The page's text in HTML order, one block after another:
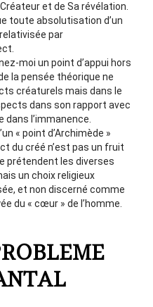
et de Sa révélation.
toute absolutisation d’un
par
moi un point d’appui hors
la pensée théorique ne
créaturels mais dans le
dans son rapport avec
dans l’immanence.
« point d’Archimède »
du créé n’est pas un fruit
prétendent les diverses
un choix religieux
et non discerné comme
du « cœur » de l’homme.